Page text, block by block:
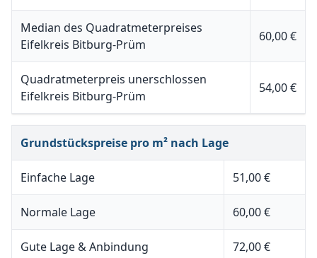
Median des Quadratmeterpreises
Eifelkreis Bitburg-Prüm
60,00 €
Quadratmeterpreis unerschlossen
Eifelkreis Bitburg-Prüm
54,00 €
Grundstückspreise pro m² nach Lage
Einfache Lage 51,00 €
Normale Lage 60,00 €
Gute Lage & Anbindung 72,00 €